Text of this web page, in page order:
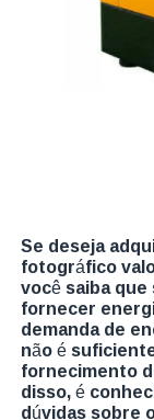
Se deseja
fotográfico
você saiba
fornecer
demanda de
não é
fornecimento
disso, é
dúvidas sobre